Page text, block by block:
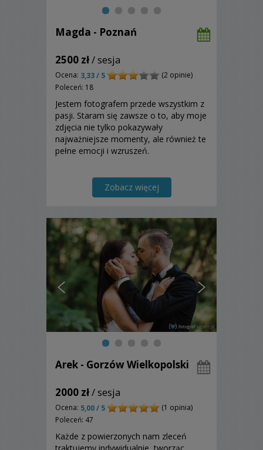
Magda - Poznań
2500 zł/ sesja
Ocena: 3,33 / 5
(2 opinie)
Poleceń: 18
Jestem fotografem przede wszystkim z
pasji. Staram się zawsze o to, aby moje
zdjęcia nie tylko pokazywały
najważniejsze momenty, ale również te
pełne emocji i wzruszeń.
Zobacz więcej
Arek - Gorzów Wielkopolski
2000 zł/ sesja
Ocena: 5,00 / 5
(1 opinia)
Poleceń: 47
Każde z powierzonych nam zleceń